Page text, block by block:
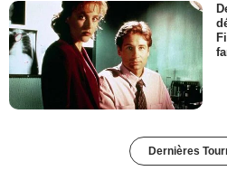
Dernières